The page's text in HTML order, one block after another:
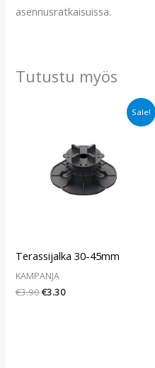
asennusratkaisuissa.
Tutustu myös
Sale!
Terassijalka 30-45mm
KAMPANJA
€3.90€3.30
€3.30.